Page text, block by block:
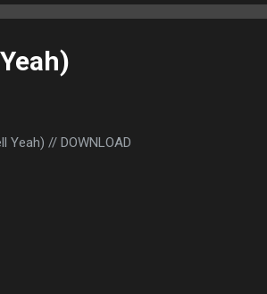
Yeah) // DOWNLOAD